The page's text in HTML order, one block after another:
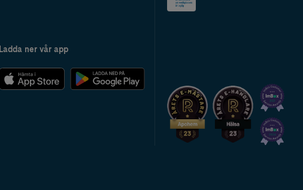
Ladda ner vår app
2024